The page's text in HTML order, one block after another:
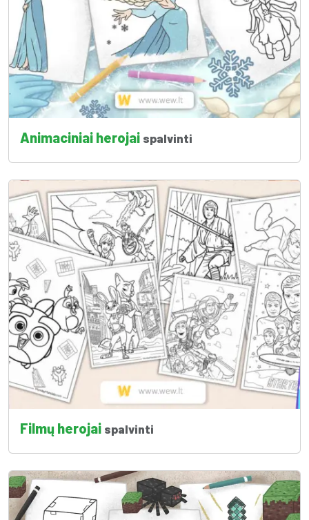
Animaciniai herojai spalvinti
Filmų herojai spalvinti